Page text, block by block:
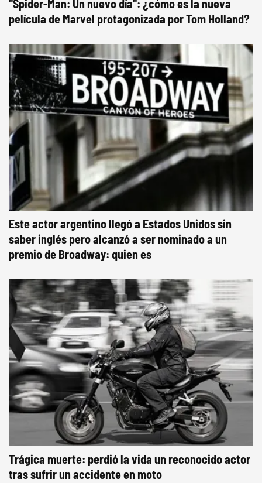
"Spider-Man: Un nuevo día": ¿cómo es la nueva
película de Marvel protagonizada por Tom Holland?
Este actor argentino llegó a Estados Unidos sin
saber inglés pero alcanzó a ser nominado a un
premio de Broadway: quien es
Trágica muerte: perdió la vida un reconocido actor
tras sufrir un accidente en moto